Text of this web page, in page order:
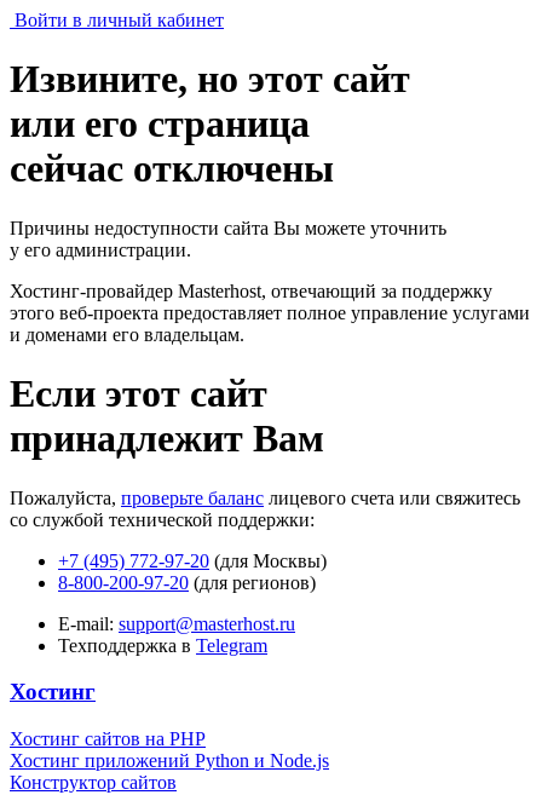
Войти в личный кабинет
Извините, но этот сайт
или его страница
сейчас отключены
Причины недоступности сайта Вы можете уточнить
у его администрации.
Хостинг-провайдер Masterhost, отвечающий за поддержку
этого веб-проекта предоставляет полное управление услугами
и доменами его владельцам.
Если этот сайт
принадлежит Вам
Пожалуйста, проверьте баланс лицевого счета или свяжитесь
со службой технической поддержки:
+7 (495) 772-97-20 (для Москвы)
8-800-200-97-20 (для регионов)
E-mail: support@masterhost.ru
Техподдержка в Telegram
Хостинг
Хостинг сайтов на PHP
Хостинг приложений Python и Node.js
Конструктор сайтов